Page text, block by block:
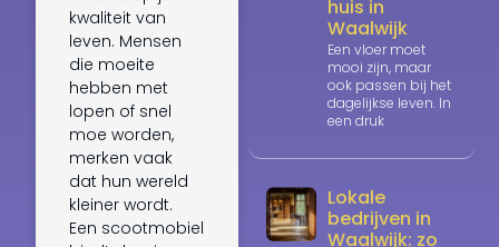
kwaliteit van
leven. Mensen
die moeite
hebben met
lopen of snel
moe worden,
merken vaak
dat hun wereld
kleiner wordt.
Een scootmobiel
huis in
Waalwijk
Een vloer moet
mooi zijn, maar
ook passen bij het
dagelijkse leven. In
een druk
Lokale
bedrijven in
Waalwijk: zo